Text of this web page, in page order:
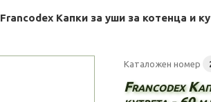
Francodex Капки за уши за котенца и
Каталожен номер
Francodex